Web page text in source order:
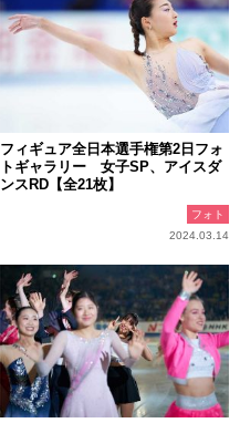
フィギュア全日本選手権第2日フォ
トギャラリー 女子SP、アイスダ
ンスRD【全21枚】
フォト
2024.03.14